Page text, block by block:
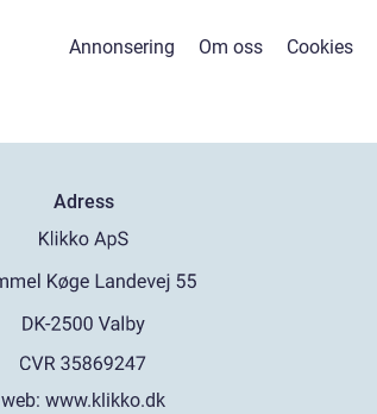
Annonsering Om oss Cookies
Adress
web:www.klikko.dk